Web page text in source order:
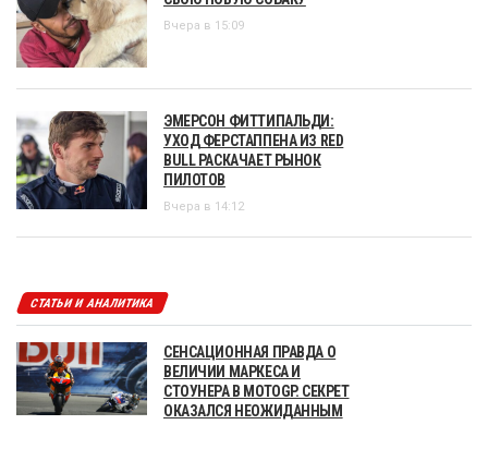
Вчера в 15:09
ЭМЕРСОН ФИТТИПАЛЬДИ:
УХОД ФЕРСТАППЕНА ИЗ RED
BULL РАСКАЧАЕТ РЫНОК
ПИЛОТОВ
Вчера в 14:12
СТАТЬИ И АНАЛИТИКА
СЕНСАЦИОННАЯ ПРАВДА О
ВЕЛИЧИИ МАРКЕСА И
СТОУНЕРА В MOTOGP. СЕКРЕТ
ОКАЗАЛСЯ НЕОЖИДАННЫМ